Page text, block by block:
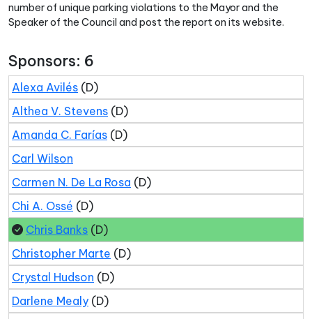
number of unique parking violations to the Mayor and the
Speaker of the Council and post the report on its website.
Sponsors: 6
Alexa Avilés (D)
Althea V. Stevens (D)
Amanda C. Farías (D)
Carl Wilson
Carmen N. De La Rosa (D)
Chi A. Ossé (D)
Chris Banks (D)
Christopher Marte (D)
Crystal Hudson (D)
Darlene Mealy (D)